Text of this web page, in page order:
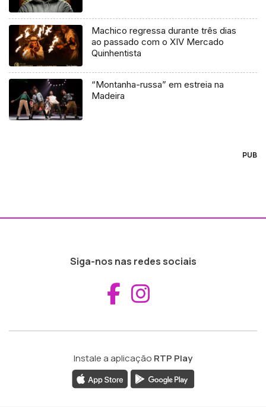
Machico regressa durante três dias
ao passado com o XIV Mercado
Quinhentista
“Montanha-russa” em estreia na
Madeira
PUB
Siga-nos nas redes sociais
Aceder ao
Instale a aplicação RTP Play